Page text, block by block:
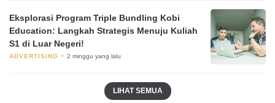
Eksplorasi Program Triple Bundling Kobi
Education: Langkah Strategis Menuju Kuliah
S1 di Luar Negeri!
ADVERTISING 2 minggu yang lalu
LIHAT SEMUA